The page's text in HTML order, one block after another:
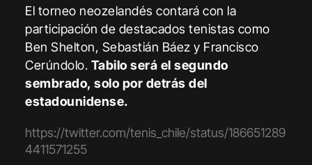
El torneo neozelandés contará con la
participación de destacados tenistas como
Ben Shelton, Sebastián Báez y Francisco
Cerúndolo. Tabilo será el segundo
sembrado, solo por detrás del
estadounidense.
https://twitter.com/tenis_chile/status/186651289
4411571255